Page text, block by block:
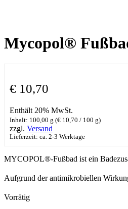
Mycopol®
€ 10,70
Enthält 20% MwSt.
Inhalt: 100,00 g (€ 10,70 / 100 g)
zzgl. Versand
Lieferzeit: ca. 2-3 Werktage
MYCOPOL®-Fußbad ist ein
Aufgrund der antimikrobiellen
Vorrätig